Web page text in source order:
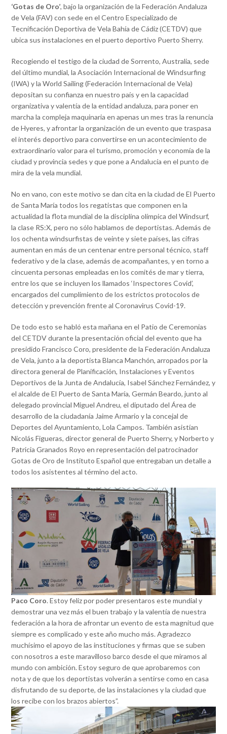
‘Gotas de Oro’, bajo la organización de la Federación Andaluza
de Vela (FAV) con sede en el Centro Especializado de
Tecnificación Deportiva de Vela Bahía de Cádiz (CETDV) que
ubica sus instalaciones en el puerto deportivo Puerto Sherry.
Recogiendo el testigo de la ciudad de Sorrento, Australia, sede
del último mundial, la Asociación Internacional de Windsurfing
(IWA) y la World Sailing (Federación Internacional de Vela)
depositan su confianza en nuestro país y en la capacidad
organizativa y valentía de la entidad andaluza, para poner en
marcha la compleja maquinaria en apenas un mes tras la renuncia
de Hyeres, y afrontar la organización de un evento que traspasa
el interés deportivo para convertirse en un acontecimiento de
extraordinario valor para el turismo, promoción y economía de la
ciudad y provincia sedes y que pone a Andalucía en el punto de
mira de la vela mundial.
No en vano, con este motivo se dan cita en la ciudad de El Puerto
de Santa María todos los regatistas que componen en la
actualidad la flota mundial de la disciplina olímpica del Windsurf,
la clase RS:X, pero no sólo hablamos de deportistas. Además de
los ochenta windsurfistas de veinte y siete países, las cifras
aumentan en más de un centenar entre personal técnico, staff
federativo y de la clase, además de acompañantes, y en torno a
cincuenta personas empleadas en los comités de mar y tierra,
entre los que se incluyen los llamados ‘Inspectores Covid’,
encargados del cumplimiento de los estrictos protocolos de
detección y prevención frente al Coronavirus Covid-19.
De todo esto se habló esta mañana en el Patio de Ceremonias
del CETDV durante la presentación oficial del evento que ha
presidido Francisco Coro, presidente de la Federación Andaluza
de Vela, junto a la deportista Blanca Manchón, arropados por la
directora general de Planificación, Instalaciones y Eventos
Deportivos de la Junta de Andalucía, Isabel Sánchez Fernández, y
el alcalde de El Puerto de Santa María, Germán Beardo, junto al
delegado provincial Miguel Andreu, el diputado del Área de
desarrollo de la ciudadanía Jaime Armario y la concejal de
Deportes del Ayuntamiento, Lola Campos. También asistían
Nicolás Figueras, director general de Puerto Sherry, y Norberto y
Patricia Granados Royo en representación del patrocinador
Gotas de Oro de Instituto Español que entregaban un detalle a
todos los asistentes al término del acto.
Paco Coro. Estoy feliz por poder presentaros este mundial y
demostrar una vez más el buen trabajo y la valentía de nuestra
federación a la hora de afrontar un evento de esta magnitud que
siempre es complicado y este año mucho más. Agradezco
muchísimo el apoyo de las instituciones y firmas que se suben
con nosotros a este maravilloso barco desde el que miramos al
mundo con ambición. Estoy seguro de que aprobaremos con
nota y de que los deportistas volverán a sentirse como en casa
disfrutando de su deporte, de las instalaciones y la ciudad que
los recibe con los brazos abiertos”.